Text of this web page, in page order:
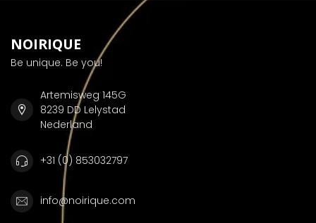
NOIRIQUE
Be unique. Be you!
Artemisweg 145G
8239 DD Lelystad
Nederland
+31 (0) 853032797
info@noirique.com